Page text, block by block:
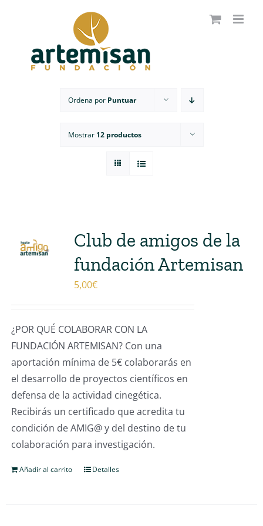
Ordena por Puntuar
Mostrar 12 productos
Club de amigos de la
fundación Artemisan
5,00€
¿POR QUÉ COLABORAR CON LA
FUNDACIÓN ARTEMISAN? Con una
aportación mínima de 5€ colaborarás en
el desarrollo de proyectos científicos en
defensa de la actividad cinegética.
Recibirás un certificado que acredita tu
condición de AMIG@ y del destino de tu
colaboración para investigación.
Añadir al carrito Detalles